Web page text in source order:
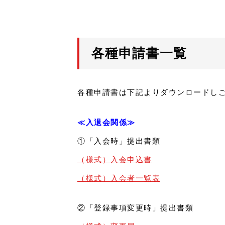
各種申請書一覧
各種申請書は下記よりダウンロードし
≪入退会関係≫
①「入会時」提出書類
（様式）入会申込書
（様式）入会者一覧表
②「登録事項変更時」提出書類